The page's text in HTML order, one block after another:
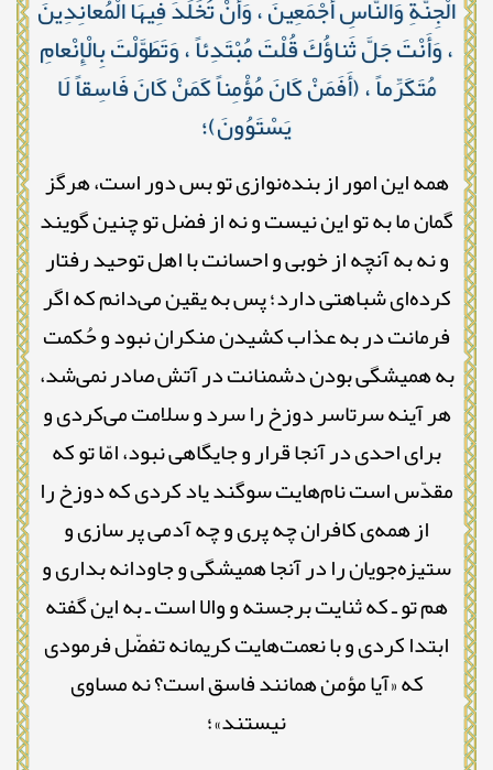
الْجِنَّةِ وَالنَّاسِ أَجْمَعِينَ ، وَأَنْ تُخَلِّدَ فِيهَا الْمُعانِدِينَ
، وَأَنْتَ جَلَّ ثَناؤُكَ قُلْتَ مُبْتَدِئاً ، وَتَطَوَّلْتَ بِالْإِنْعامِ
مُتَكَرِّماً ، ﴿أَفَمَنْ كَانَ مُؤْمِناً كَمَنْ كَانَ فَاسِقاً لَا
يَسْتَوُونَ﴾؛
همه این امور از بنده‌نوازی تو بس دور است، هرگز
گمان ما به تو این نیست و نه از فضل تو چنین گویند
و نه به آنچه از خوبی و احسانت با اهل توحید رفتار
کرده‌ای شباهتی دارد؛ پس به یقین می‌دانم که اگر
فرمانت در به عذاب کشیدن منکران نبود و حُکمت
به همیشگی بودن دشمنانت در آتش صادر نمی‌شد،
هر آینه سرتاسر دوزخ را سرد و سلامت می‌کردی و
برای احدی در آنجا قرار و جایگاهی نبود، امّا تو که
مقدّس است نام‌هایت سوگند یاد کردی که دوزخ را
از همه‌ی کافران چه پری و چه آدمی پر سازی و
ستیزه‌جویان را در آنجا همیشگی و جاودانه بداری و
هم تو ـ که ثنایت برجسته و والا است ـ به این گفته
ابتدا کردی و با نعمت‌هایت کریمانه تفضّل فرمودی
که «آیا مؤمن همانند فاسق است؟ نه مساوی
نیستند»؛